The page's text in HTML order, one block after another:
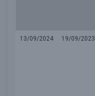
13/09/2024 19/09/2023